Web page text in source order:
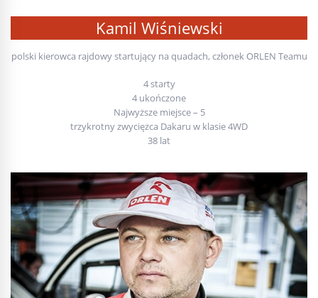
Kamil Wiśniewski
polski kierowca rajdowy startujący na quadach, członek ORLEN Teamu
4 starty
4 ukończone
Najwyższe miejsce – 5
trzykrotny zwycięzca Dakaru w klasie 4WD
38 lat